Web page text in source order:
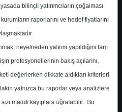
Holding için hedef
ise 'Endeks
İndir
bilinçli yatırımcıların çoğalması
raporlarını ve hedef fiyatlarını
neye/neden yatırım yapıldığını tam
profesyonellerinin bakış açılarını,
değerlerken dikkate aldıkları kriterleri
yalnızca bu raporlar veya analizlere
maddi kayıplara uğratabilir.. Bu